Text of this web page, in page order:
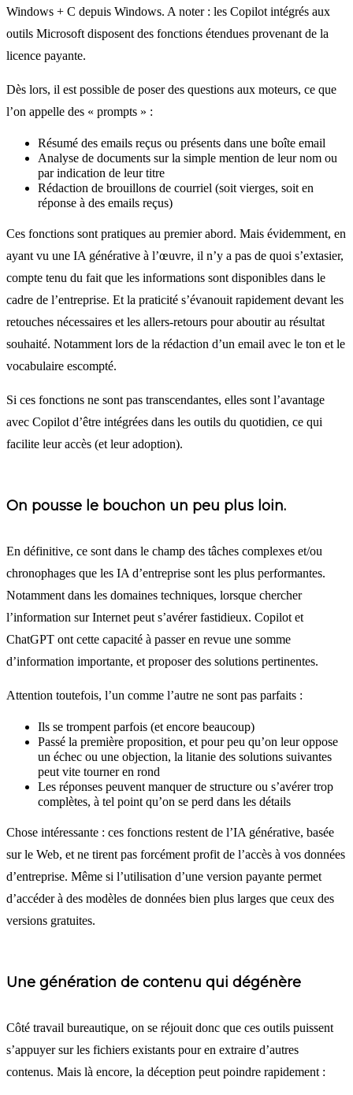
Windows + C depuis Windows. A noter : les Copilot intégrés aux
outils Microsoft disposent des fonctions étendues provenant de la
licence payante.
Dès lors, il est possible de poser des questions aux moteurs, ce que
l’on appelle des « prompts » :
Résumé des emails reçus ou présents dans une boîte email
Analyse de documents sur la simple mention de leur nom ou
par indication de leur titre
Rédaction de brouillons de courriel (soit vierges, soit en
réponse à des emails reçus)
Ces fonctions sont pratiques au premier abord. Mais évidemment, en
ayant vu une IA générative à l’œuvre, il n’y a pas de quoi s’extasier,
compte tenu du fait que les informations sont disponibles dans le
cadre de l’entreprise. Et la praticité s’évanouit rapidement devant les
retouches nécessaires et les allers-retours pour aboutir au résultat
souhaité. Notamment lors de la rédaction d’un email avec le ton et le
vocabulaire escompté.
Si ces fonctions ne sont pas transcendantes, elles sont l’avantage
avec Copilot d’être intégrées dans les outils du quotidien, ce qui
facilite leur accès (et leur adoption).
On pousse le bouchon un peu plus loin.
En définitive, ce sont dans le champ des tâches complexes et/ou
chronophages que les IA d’entreprise sont les plus performantes.
Notamment dans les domaines techniques, lorsque chercher
l’information sur Internet peut s’avérer fastidieux. Copilot et
ChatGPT ont cette capacité à passer en revue une somme
d’information importante, et proposer des solutions pertinentes.
Attention toutefois, l’un comme l’autre ne sont pas parfaits :
Ils se trompent parfois (et encore beaucoup)
Passé la première proposition, et pour peu qu’on leur oppose
un échec ou une objection, la litanie des solutions suivantes
peut vite tourner en rond
Les réponses peuvent manquer de structure ou s’avérer trop
complètes, à tel point qu’on se perd dans les détails
Chose intéressante : ces fonctions restent de l’IA générative, basée
sur le Web, et ne tirent pas forcément profit de l’accès à vos données
d’entreprise. Même si l’utilisation d’une version payante permet
d’accéder à des modèles de données bien plus larges que ceux des
versions gratuites.
Une génération de contenu qui dégénère
Côté travail bureautique, on se réjouit donc que ces outils puissent
s’appuyer sur les fichiers existants pour en extraire d’autres
contenus. Mais là encore, la déception peut poindre rapidement :